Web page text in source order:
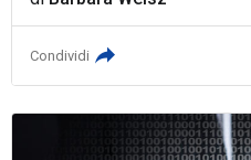
Condividi